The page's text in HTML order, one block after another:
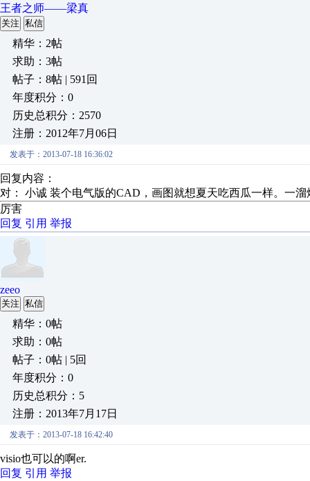
王者之师——梁真
关注 私信
精华：2帖
求助：3帖
帖子：8帖 | 591回
年度积分：0
历史总积分：2570
注册：2012年7月06日
发表于：2013-07-18 16:36:02
回复内容：
对： 小诚 装个电气版的CAD，画图就想夏天吃西瓜一样。一
厉害
回复 引用 举报
zeeo
关注 私信
精华：0帖
求助：0帖
帖子：0帖 | 5回
年度积分：0
历史总积分：5
注册：2013年7月17日
发表于：2013-07-18 16:42:40
visio也可以的啊er.
回复 引用 举报